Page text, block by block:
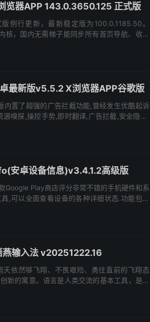
览器APP 143.0.3650.125 正式版
例行更新，最新稳定版为100.0.1185.50。
，国内无需梯子能同步所有首页导航、收藏
最新版v5.5.2 X浏览器APP谷歌版
置了超强的广告拦截功能,曾经发生优酷起诉
嗅探,操控手势,即时翻译,广告拦截,安全隐私,
安卓设备信息)v3.4.1.2高级版
Google Play商店评分非常不错的手机硬件和系
,可以全面查看设备的各种详细状态.功能包括
输入法 v20251222.16
依然够飞翔、不畏艰险、勇往直前的飞翔态
新的寓意。语言是人类交流的基本工具，是最